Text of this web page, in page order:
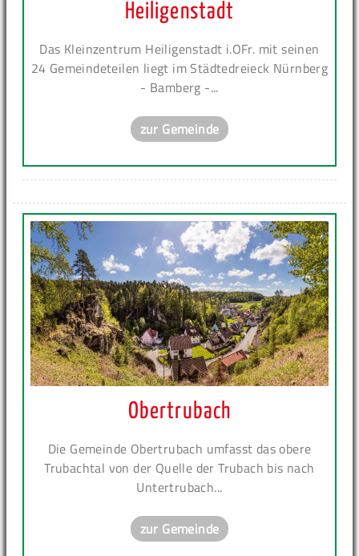
Heiligenstadt
Das Kleinzentrum Heiligenstadt i.OFr. mit seinen
24 Gemeindeteilen liegt im Städtedreieck Nürnberg
- Bamberg -...
zur Gemeinde
Obertrubach
Die Gemeinde Obertrubach umfasst das obere
Trubachtal von der Quelle der Trubach bis nach
Untertrubach...
zur Gemeinde